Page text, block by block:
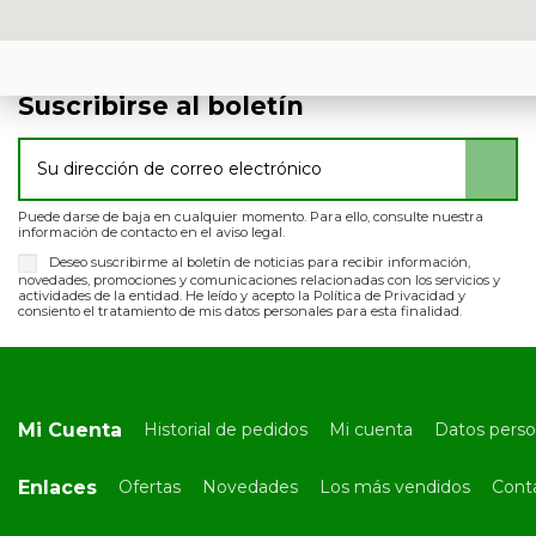
Suscribirse al boletín
Puede darse de baja en cualquier momento. Para ello, consulte nuestra
información de contacto en el aviso legal.
Deseo suscribirme al boletín de noticias para recibir información,
novedades, promociones y comunicaciones relacionadas con los servicios y
actividades de la entidad. He leído y acepto la Política de Privacidad y
consiento el tratamiento de mis datos personales para esta finalidad.
Mi Cuenta Historial de pedidos Mi cuenta Datos
Enlaces Ofertas Novedades Los más vendidos